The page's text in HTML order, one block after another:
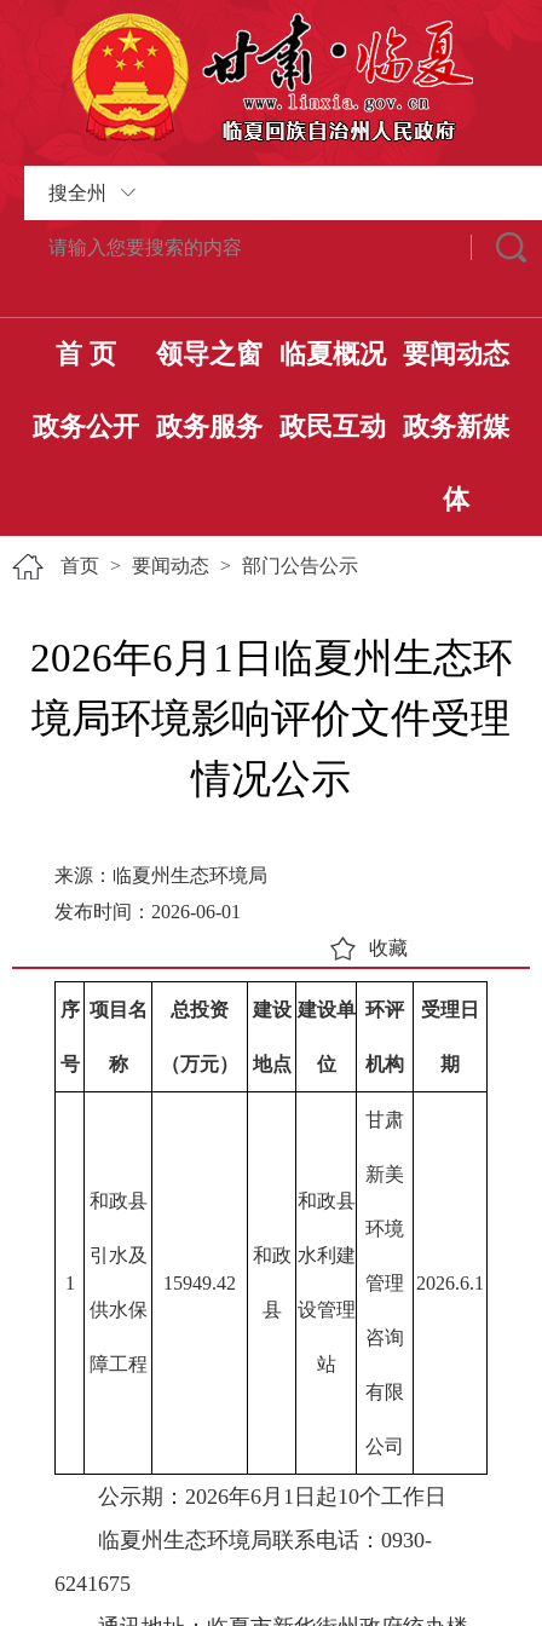
搜全州
首 页 领导之窗 临夏概况 要闻动态
政务公开 政务服务 政民互动 政务新媒
体
首页 > 要闻动态 > 部门公告公示
2026年6月1日临夏州生态环
境局环境影响评价文件受理
情况公示
来源：临夏州生态环境局
发布时间：2026-06-01
收藏
序
号
项目名
称
总投资
（万元）
建设
地点
建设单
位
环评
机构
受理日
期
1
和政县
引水及
供水保
障工程
15949.42
和政
县
和政县
水利建
设管理
站
甘肃
新美
环境
管理
咨询
有限
公司
2026.6.1
公示期：2026年6月1日起10个工作日
临夏州生态环境局联系电话：0930-
6241675